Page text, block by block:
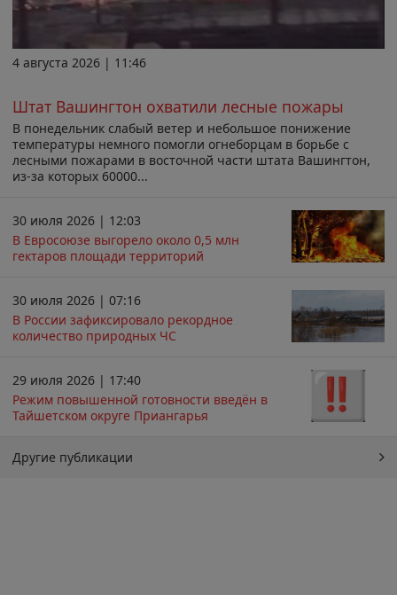
4 августа 2026 | 11:46
Штат Вашингтон охватили лесные пожары
В понедельник слабый ветер и небольшое понижение
температуры немного помогли огнеборцам в борьбе с
лесными пожарами в восточной части штата Вашингтон,
из-за которых 60000...
30 июля 2026 | 12:03
В Евросоюзе выгорело около 0,5 млн
гектаров площади территорий
30 июля 2026 | 07:16
В России зафиксировало рекордное
количество природных ЧС
29 июля 2026 | 17:40
Режим повышенной готовности введён в
Тайшетском округе Приангарья
Другие публикации